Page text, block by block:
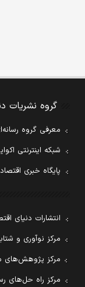
گروه نشریات
معرفی گروه
شبکه اینترنتی
پایگاه خبری
انتشارات دنیای
مرکز نوآوری و
مرکز پژوهش‌های
مرکز راه حل‌های